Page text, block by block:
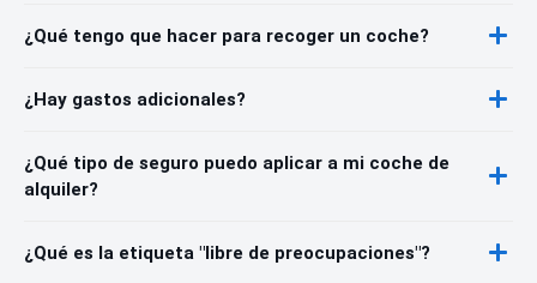
¿Qué tengo que hacer para recoger un coche?
¿Hay gastos adicionales?
¿Qué tipo de seguro puedo aplicar a mi coche de
alquiler?
¿Qué es la etiqueta "libre de preocupaciones"?